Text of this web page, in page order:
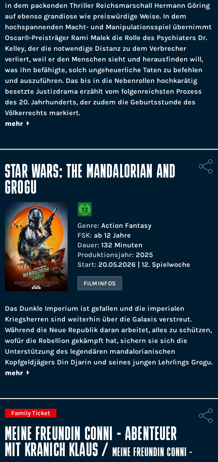
in dem packenden Thriller Reichsmarschall Hermann Göring
auf ebenso grandiose wie preiswürdige Weise. In dem
hochspannenden Macht- und Manipulationsspiel übernimmt
Oscar®-Preisträger Rami Malek die Rolle des Psychiaters Dr.
Kelley, der die notwendige Distanz zu dem Verbrecher
verliert, weil er den Menschen sieht und herausfinden will,
was ihn befähigte, solch ungeheuerliche Taten zu befehlen
und auszuführen. Das bis in die Nebenrollen hochkarätig
besetzte Justizdrama erzählt vom folgenreichsten Prozess
des 20. Jahrhunderts, der zudem die Geburtsstunde des
Völkerrechts markiert.
mehr
STAR WARS: THE MANDALORIAN AND
GROGU
Genre: Action Fantasy
FSK: ab 12 Jahre
Dauer: 132 Minuten
Produktionsjahr: 2025
Start: 20.05.2026 | 12. Spielwoche
FILMINFOS
Das Dunkle Imperium ist gefallen und die imperialen
Kriegsherren sind weiterhin über die Galaxis verstreut.
Während die Neue Republik daran arbeitet, alles zu schützen,
wofür die Rebellion gekämpft hat, sichern sie sich die
Unterstützung des legendären mandalorianischen
Kopfgeldjägers Din Djarin und seines jungen Lehrlings Grogu.
mehr
Family Ticket
MEINE FREUNDIN CONNI - ABENTEUER
MIT KRANICH KLAUS / MEINE FREUNDIN CONNI -